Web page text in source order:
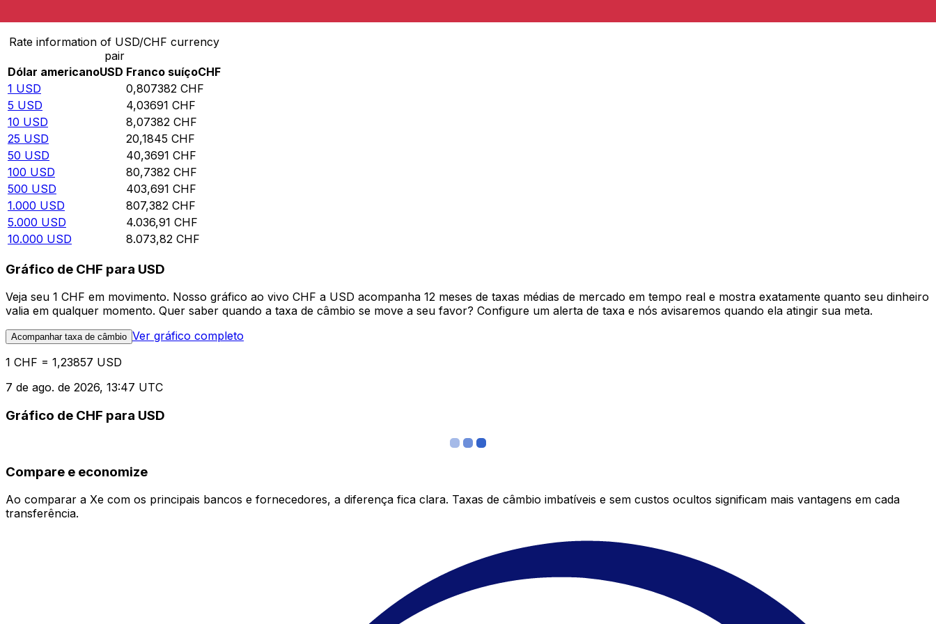
Rate information of USD/CHF currency
pair
Dólar americanoUSD Franco suíçoCHF
1 USD 0,807382 CHF
5 USD 4,03691 CHF
10 USD 8,07382 CHF
25 USD 20,1845 CHF
50 USD 40,3691 CHF
100 USD 80,7382 CHF
500 USD 403,691 CHF
1.000 USD 807,382 CHF
5.000 USD 4.036,91 CHF
10.000 USD 8.073,82 CHF
Gráfico de CHF para USD
Veja seu 1 CHF em movimento. Nosso gráfico ao vivo CHF a USD acompanha 12 meses de taxas médias de mercado em tempo real e mostra exatamente quanto seu dinheiro
valia em qualquer momento. Quer saber quando a taxa de câmbio se move a seu favor? Configure um alerta de taxa e nós avisaremos quando ela atingir sua meta.
Acompanhar taxa de câmbio Ver gráfico completo
1 CHF = 1,23857 USD
7 de ago. de 2026, 13:47 UTC
Gráfico de CHF para USD
Compare e economize
Ao comparar a Xe com os principais bancos e fornecedores, a diferença fica clara. Taxas de câmbio imbatíveis e sem custos ocultos significam mais vantagens em cada
transferência.